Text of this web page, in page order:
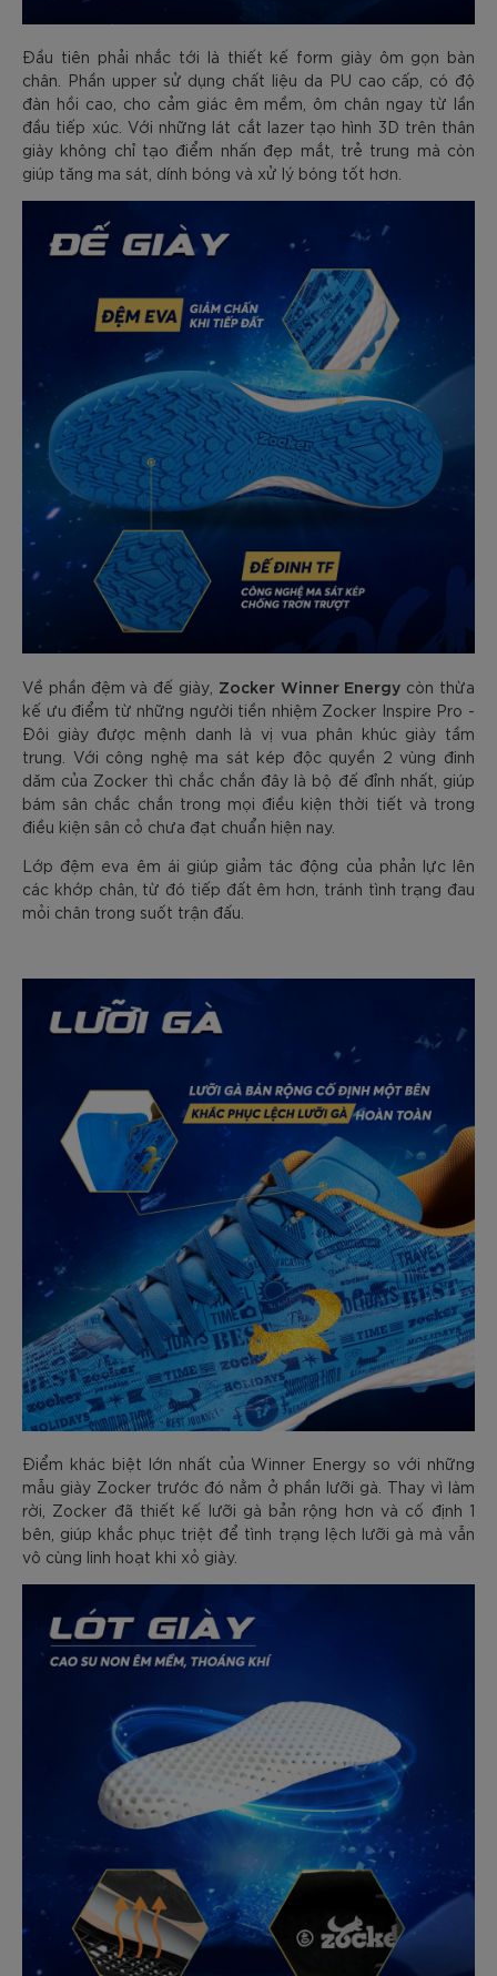
Đầu tiên phải nhắc tới là thiết kế form giày ôm gọn bàn
chân. Phần upper sử dụng chất liệu da PU cao cấp, có độ
đàn hồi cao, cho cảm giác êm mềm, ôm chân ngay từ lần
đầu tiếp xúc. Với những lát cắt lazer tạo hình 3D trên thân
giày không chỉ tạo điểm nhấn đẹp mắt, trẻ trung mà còn
giúp tăng ma sát, dính bóng và xử lý bóng tốt hơn.
Về phần đệm và đế giày, Zocker Winner Energy còn thừa
kế ưu điểm từ những người tiền nhiệm Zocker Inspire Pro -
Đôi giày được mệnh danh là vị vua phân khúc giày tầm
trung. Với công nghệ ma sát kép độc quyền 2 vùng đinh
dăm của Zocker thì chắc chắn đây là bộ đế đỉnh nhất, giúp
bám sân chắc chắn trong mọi điều kiện thời tiết và trong
điều kiện sân cỏ chưa đạt chuẩn hiện nay.
Lớp đệm eva êm ái giúp giảm tác động của phản lực lên
các khớp chân, từ đó tiếp đất êm hơn, tránh tình trạng đau
mỏi chân trong suốt trận đấu.
Điểm khác biệt lớn nhất của Winner Energy so với những
mẫu giày Zocker trước đó nằm ở phần lưỡi gà. Thay vì làm
rời, Zocker đã thiết kế lưỡi gà bản rộng hơn và cố định 1
bên, giúp khắc phục triệt để tình trạng lệch lưỡi gà mà vẫn
vô cùng linh hoạt khi xỏ giày.